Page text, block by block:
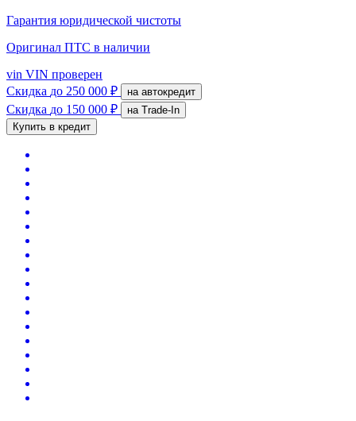
Гарантия юридической чистоты
Оригинал ПТС в наличии
vin VIN проверен
Скидка до 250 000 ₽ на автокредит
Скидка до 150 000 ₽
на Trade-In
Купить в кредит